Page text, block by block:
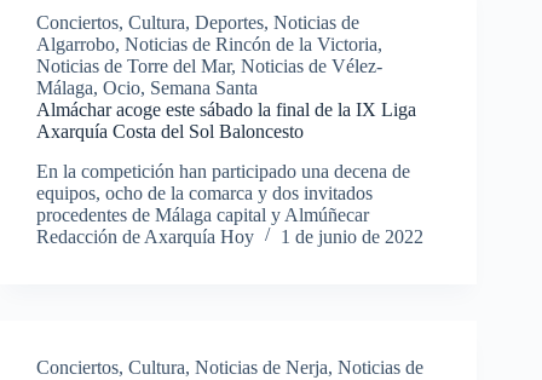
Conciertos, Cultura, Deportes, Noticias de
Algarrobo, Noticias de Rincón de la Victoria,
Noticias de Torre del Mar, Noticias de Vélez-
Málaga, Ocio, Semana Santa
Almáchar acoge este sábado la final de la IX Liga
Axarquía Costa del Sol Baloncesto
En la competición han participado una decena de
equipos, ocho de la comarca y dos invitados
procedentes de Málaga capital y Almúñecar
Redacción de Axarquía Hoy
1 de junio de 2022
Conciertos, Cultura, Noticias de Nerja, Noticias de